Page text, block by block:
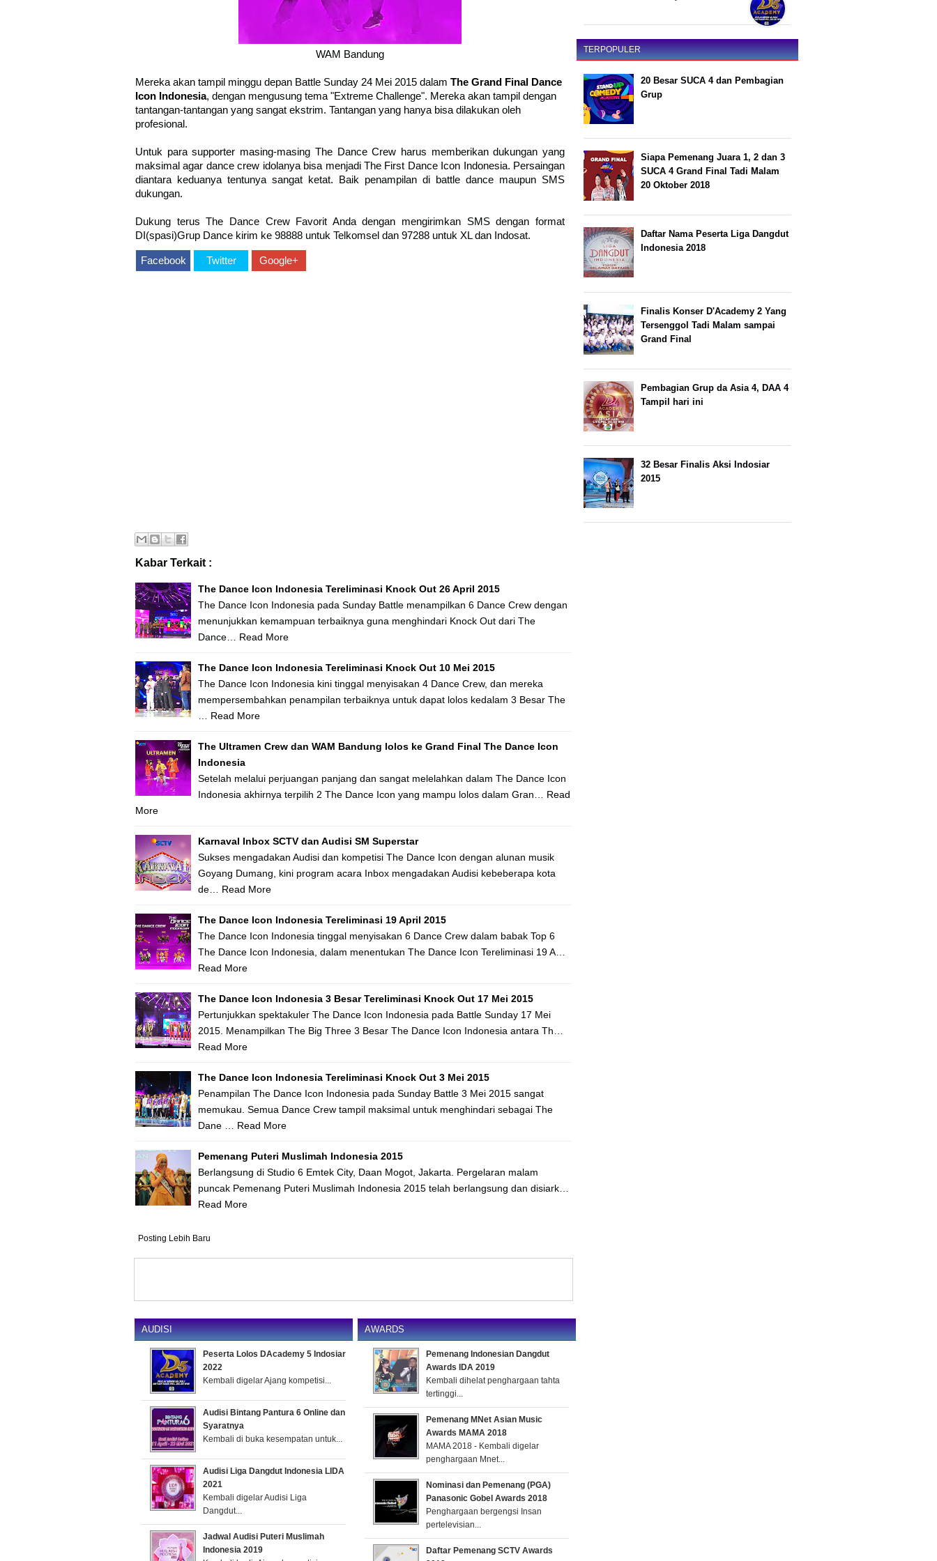
WAM Bandung
Mereka akan tampil minggu depan Battle Sunday 24 Mei 2015 dalam The Grand Final Dance
Icon Indonesia, dengan mengusung tema "Extreme Challenge". Mereka akan tampil dengan
tantangan-tantangan yang sangat ekstrim. Tantangan yang hanya bisa dilakukan oleh
profesional.
Untuk para supporter masing-masing The Dance Crew harus memberikan dukungan yang
maksimal agar dance crew idolanya bisa menjadi The First Dance Icon Indonesia. Persaingan
diantara keduanya tentunya sangat ketat. Baik penampilan di battle dance maupun SMS
dukungan.
Dukung terus The Dance Crew Favorit Anda dengan mengirimkan SMS dengan format
DI(spasi)Grup Dance kirim ke 98888 untuk Telkomsel dan 97288 untuk XL dan Indosat.
Facebook Twitter Google+
Kabar Terkait :
The Dance Icon Indonesia Tereliminasi Knock Out 26 April 2015
The Dance Icon Indonesia pada Sunday Battle menampilkan 6 Dance Crew dengan
menunjukkan kemampuan terbaiknya guna menghindari Knock Out dari The
Dance… Read More
The Dance Icon Indonesia Tereliminasi Knock Out 10 Mei 2015
The Dance Icon Indonesia kini tinggal menyisakan 4 Dance Crew, dan mereka
mempersembahkan penampilan terbaiknya untuk dapat lolos kedalam 3 Besar The
… Read More
The Ultramen Crew dan WAM Bandung lolos ke Grand Final The Dance Icon
Indonesia
Setelah melalui perjuangan panjang dan sangat melelahkan dalam The Dance Icon
Indonesia akhirnya terpilih 2 The Dance Icon yang mampu lolos dalam Gran… Read
More
Karnaval Inbox SCTV dan Audisi SM Superstar
Sukses mengadakan Audisi dan kompetisi The Dance Icon dengan alunan musik
Goyang Dumang, kini program acara Inbox mengadakan Audisi kebeberapa kota
de… Read More
The Dance Icon Indonesia Tereliminasi 19 April 2015
The Dance Icon Indonesia tinggal menyisakan 6 Dance Crew dalam babak Top 6
The Dance Icon Indonesia, dalam menentukan The Dance Icon Tereliminasi 19 A…
Read More
The Dance Icon Indonesia 3 Besar Tereliminasi Knock Out 17 Mei 2015
Pertunjukkan spektakuler The Dance Icon Indonesia pada Battle Sunday 17 Mei
2015. Menampilkan The Big Three 3 Besar The Dance Icon Indonesia antara Th…
Read More
The Dance Icon Indonesia Tereliminasi Knock Out 3 Mei 2015
Penampilan The Dance Icon Indonesia pada Sunday Battle 3 Mei 2015 sangat
memukau. Semua Dance Crew tampil maksimal untuk menghindari sebagai The
Dane … Read More
Pemenang Puteri Muslimah Indonesia 2015
Berlangsung di Studio 6 Emtek City, Daan Mogot, Jakarta. Pergelaran malam
puncak Pemenang Puteri Muslimah Indonesia 2015 telah berlangsung dan disiark…
Read More
Posting Lebih Baru
TERPOPULER
20 Besar SUCA 4 dan Pembagian
Grup
Siapa Pemenang Juara 1, 2 dan 3
SUCA 4 Grand Final Tadi Malam
20 Oktober 2018
Daftar Nama Peserta Liga Dangdut
Indonesia 2018
Finalis Konser D'Academy 2 Yang
Tersenggol Tadi Malam sampai
Grand Final
Pembagian Grup da Asia 4, DAA 4
Tampil hari ini
32 Besar Finalis Aksi Indosiar
2015
AUDISI
Peserta Lolos DAcademy 5 Indosiar
2022
Kembali digelar Ajang kompetisi...
Audisi Bintang Pantura 6 Online dan
Syaratnya
Kembali di buka kesempatan untuk...
Audisi Liga Dangdut Indonesia LIDA
2021
Kembali digelar Audisi Liga
Dangdut...
Jadwal Audisi Puteri Muslimah
Indonesia 2019
AWARDS
Pemenang Indonesian Dangdut
Awards IDA 2019
Kembali dihelat penghargaan tahta
tertinggi...
Pemenang MNet Asian Music
Awards MAMA 2018
MAMA 2018 - Kembali digelar
penghargaan Mnet...
Nominasi dan Pemenang (PGA)
Panasonic Gobel Awards 2018
Penghargaan bergengsi Insan
pertelevisian...
Daftar Pemenang SCTV Awards